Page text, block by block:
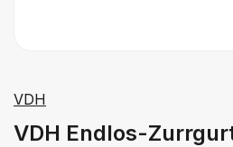
VDH
VDH Endlos-